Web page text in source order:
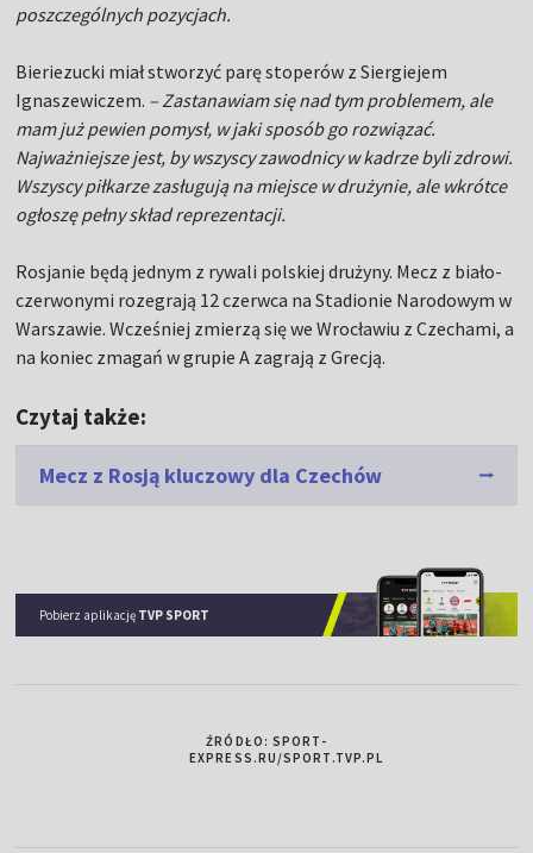
poszczególnych pozycjach.
Bieriezucki miał stworzyć parę stoperów z Siergiejem
Ignaszewiczem. – Zastanawiam się nad tym problemem, ale
mam już pewien pomysł, w jaki sposób go rozwiązać.
Najważniejsze jest, by wszyscy zawodnicy w kadrze byli zdrowi.
Wszyscy piłkarze zasługują na miejsce w drużynie, ale wkrótce
ogłoszę pełny skład reprezentacji.
Rosjanie będą jednym z rywali polskiej drużyny. Mecz z biało-
czerwonymi rozegrają 12 czerwca na Stadionie Narodowym w
Warszawie. Wcześniej zmierzą się we Wrocławiu z Czechami, a
na koniec zmagań w grupie A zagrają z Grecją.
Czytaj także:
Mecz z Rosją kluczowy dla Czechów
Pobierz aplikację TVP SPORT
ŹRÓDŁO: SPORT-
EXPRESS.RU/SPORT.TVP.PL